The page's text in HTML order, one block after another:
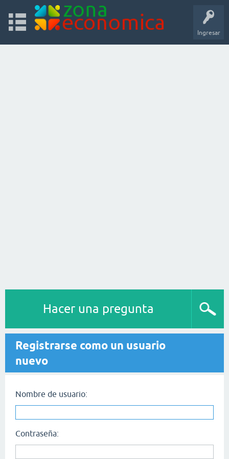
Ingresar
Hacer una pregunta
Registrarse como un usuario
nuevo
Nombre de usuario:
Contraseña: